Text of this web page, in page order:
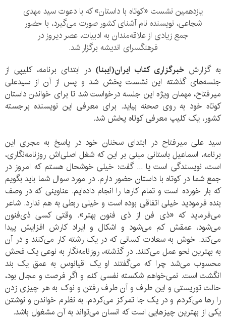
یازدهمین نشست «کوتاه با داستان» که با دعوت سید مهدی
شجاعی، نویسنده نام آشنای کشور صورت می‌گیرد، با حضور
جمع زیادی از علاقه‌مندان به ادبیات، عصر دیروز در
فرهنگسرای اندیشه برگزار شد.
به گزارش خبرگزاری کتاب ایران(ایبنا) در ابتدای برنامه، کلیپی از
جلسه‌های گذشته این نشست پخش شد و پس از آن از سیدعلی
میرفتاح، مهمان ویژه این جلسه درخواست شد تا برای خواندن داستان
کوتاه خود به روی صحنه بیاید. برای معرفی این نویسنده برجسته
کشور، یک کلیپ معرفی کوتاه پخش شد.
سید علی میرفتاح در ابتدای سخنان خود در پاسخ به مجری این
برنامه، اسماعیل باستانی مبنی بر این که شغل اصلی‌اش روزنامه‌نگاری،
است، نویسندگی است یا ... گفت: خیلی خوشحال هستم که امروز در
جمع شما در کوتاه با داستان حضور دارم. در مورد سوال شما باید بگویم
که بار خورده است و تمام کارها را انجام داده‌ایم. عناوینی که در وصف
بنده فرمودید خیلی اتفاقی بوده است و خیلی ربطی به هم ندارد. شاعر
می‌فرماید که «ذی فن از ذی فنون بهتر». وقتی کسی ذی‌فنون
می‌شود، عمقش کم می‌شود و اشکال و ایراد کارش افزایش پیدا
می‌کند. خوش به سعادت کسانی که در یک رشته کار می‌کنند و در آن
به بهترین نحو عمل می‌کنند. در گذشته، روزنامه‌نگار به نوعی یک فحش
محسوب می‌شد چرا که می‌گفتند او یک اقیانوس به عمق یک بند
انگشت است. نمی‌خواهم شکسته نفسی کنم و اگر فرصت و مجال بود،
حالت توریستی و این طرف و آن طرف رفتن و نوک به هر چیزی زدن
را رها می‌کردم و در یک جا تمرکز می‌کردم. به نظرم خواندن و نوشتن
یکی از بهترین چیزهایی است که انسان می‌تواند به آن مشغول باشد.